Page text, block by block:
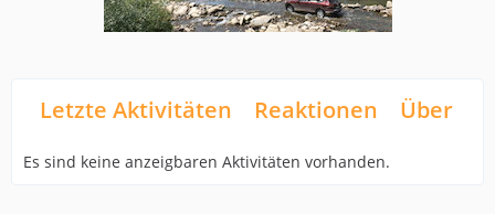
Letzte Aktivitäten Reaktionen Über
Es sind keine anzeigbaren Aktivitäten vorhanden.